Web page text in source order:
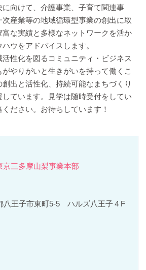
向けて、介護事業、子育て関連事
産業等の地域循環型事業の創出に取
富な実績と多様なネットワークを活か
ウをアドバイスします。
性化を図るコミュニティ・ビジネス
やりがいと生きがいを持って働くこ
出と活性化、持続可能なまちづくり
ています。見学は随時受付をしてい
ださい。お待ちしています！
京三多摩山梨事業本部
八王子市東町5-5 ハルズ八王子４F